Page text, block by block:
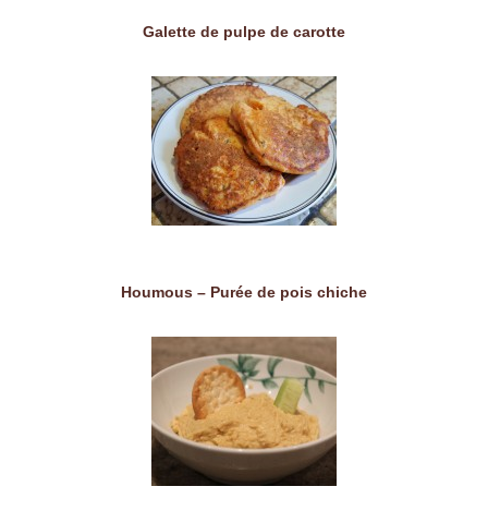
Galette de pulpe de carotte
Houmous – Purée de pois chiche